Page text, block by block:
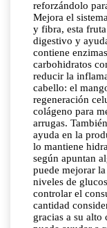
reforzándolo
Mejora el
y fibra, esta
digestivo y
contiene
carbohidratos
reducir la
cabello: el
regeneración
colágeno para
arrugas.
ayuda en la
lo mantiene
según apuntan
puede mejorar
niveles de
controlar el
cantidad
gracias a su